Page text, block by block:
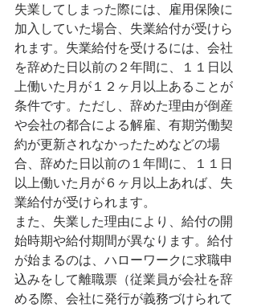
失業してしまった際には、雇用保険に
加入していた場合、失業給付が受けら
れます。失業給付を受けるには、会社
を辞めた日以前の２年間に、１１日以
上働いた月が１２ヶ月以上あることが
条件です。ただし、辞めた理由が倒産
や会社の都合による解雇、有期労働契
約が更新されなかったためなどの場
合、辞めた日以前の１年間に、１１日
以上働いた月が６ヶ月以上あれば、失
業給付が受けられます。
また、失業した理由により、給付の開
始時期や給付期間が異なります。給付
が始まるのは、ハローワークに求職申
込みをして離職票（従業員が会社を辞
める際、会社に発行が義務づけられて